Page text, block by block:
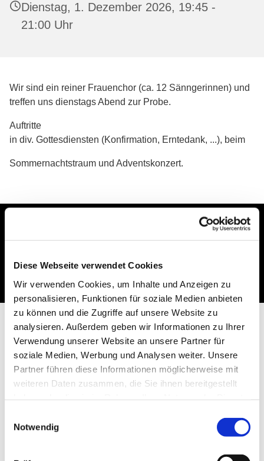
Diese Webseite verwendet Cookies
Wir verwenden Cookies, um Inhalte und Anzeigen zu
personalisieren, Funktionen für soziale Medien anbieten
zu können und die Zugriffe auf unsere Website zu
analysieren. Außerdem geben wir Informationen zu Ihrer
Verwendung unserer Website an unsere Partner für
soziale Medien, Werbung und Analysen weiter. Unsere
Partner führen diese Informationen möglicherweise mit
weiteren Daten zusammen, die Sie ihnen bereitgestellt
Notwendig
Dienstag, 1. Dezember 2026, 19:45 -
21:00 Uhr
Wir sind ein reiner Frauenchor (ca. 12 Sänngerinnen) und
treffen uns dienstags Abend zur Probe.
Auftritte
in div. Gottesdiensten (Konfirmation, Erntedank, ...), beim
Sommernachtstraum und Adventskonzert.
Dies könnte Sie auch
interessieren